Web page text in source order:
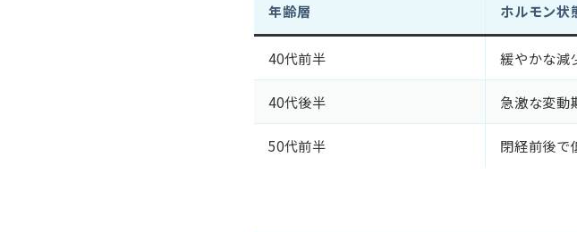
年齢層 ホルモン状
40代前半 緩やかな減
40代後半 急激な変動
50代前半 閉経前後で